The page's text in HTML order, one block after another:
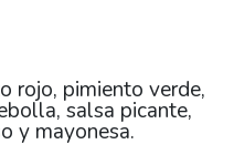
rojo, pimiento verde,
salsa picante,
y mayonesa.